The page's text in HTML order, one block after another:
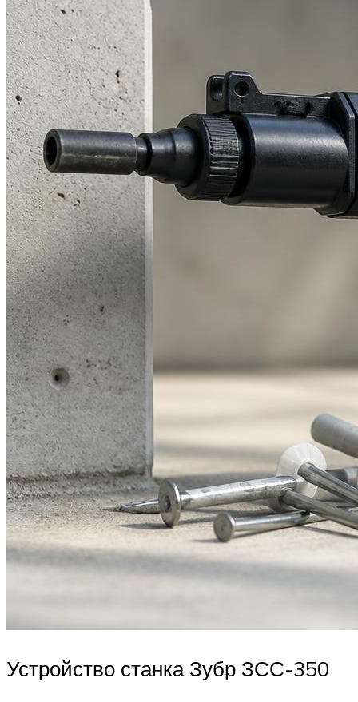
Устройство станка Зубр ЗСС-350